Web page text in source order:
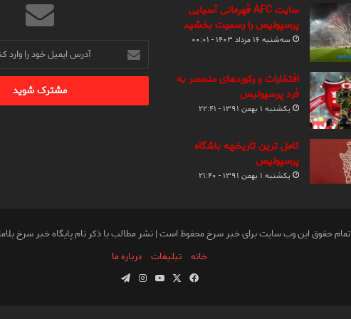
سایت AFC قهرمانی آسیایی
پرسپولیس را رسمیت بخشید
سه‌شنبه ۱۶ مرداد ۱۴۰۳ - ۰۰:۰۱
افتخارات و رکوردهای منحصر به
فرد پرسپولیس
یکشنبه ۱ بهمن ۱۳۹۱ - ۲۲:۴۱
کامل ترین تاریخچه باشگاه
پرسپولیس
یکشنبه ۱ بهمن ۱۳۹۱ - ۲۱:۴۰
آدرس
ایمیل
خود
وارد
تمام حقوق این وب سایت برای خبر سرخ محفوظ است | نشر مطالب با ذکر نام پایگاه خبر سرخ
خانه
تبلیغات
درباره ما
فیس
یوتیوباینستاگرام
تلگرام